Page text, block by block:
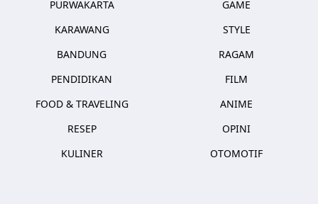
PURWAKARTA
KARAWANG
BANDUNG
PENDIDIKAN
FOOD & TRAVELING
RESEP
KULINER
GAME
STYLE
RAGAM
FILM
ANIME
OPINI
OTOMOTIF